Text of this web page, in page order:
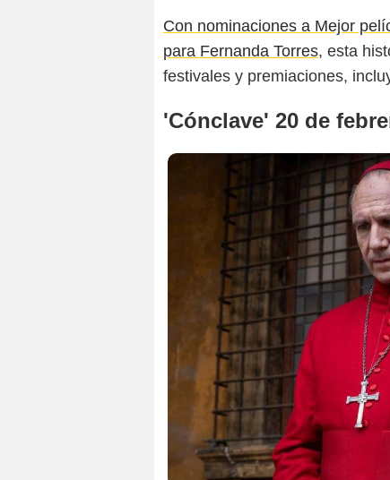
Con nominaciones a Mejor
para Fernanda Torres, esta
festivales y premiaciones,
'Cónclave' 20 de